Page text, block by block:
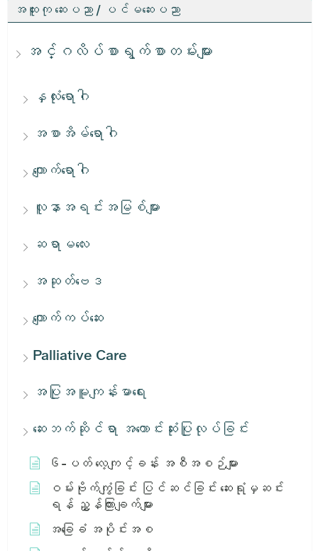
အထူးကု ဆေးပညာ / ပင်မဆေးပညာ
အင်္ဂလိပ်စာရွက်စာတမ်းများ
နှလုံးရောဂါ
အစာအိမ်ရောဂါ
ကျောက်ရောဂါ
လူနာအရင်းအမြစ်များ
ဆရာမလေး
အဆုတ်ဗေဒ
ကျောက်ကပ်ဆေး
Palliative Care
အပြုအမူကျန်းမာရေး
ဆေးဘက်ဆိုင်ရာ အကောင်းဆုံးပြုလုပ်ခြင်း
၆-ပတ် လေ့ကျင့်ခန်း အစီအစဉ်များ
ဝမ်းဗိုက်ကျွံခြင်း ပြင်ဆင်ခြင်း ဆေးရုံမှဆင်း
ရန် ညွှန်ကြားချက်များ
အခြေခံ အပိုင်းအစ